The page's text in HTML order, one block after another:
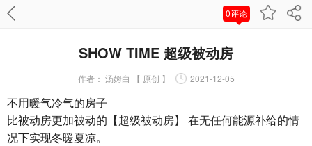
0评论
SHOW TIME 超级被动房
作者： 汤姆白 【 原创 】 2021-12-05
不用暖气冷气的房子
比被动房更加被动的【超级被动房】 在无任何能源补给的情
况下实现冬暖夏凉。